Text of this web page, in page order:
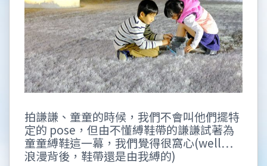
拍謙謙、童童的時候，我們不會叫他們擺特
定的 pose，但由不懂縛鞋帶的謙謙試著為
童童縛鞋這一幕，我們覺得很窩心(well…
浪漫背後，鞋帶還是由我縛的)